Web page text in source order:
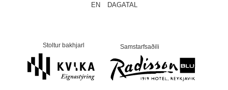
EN DAGATAL
Stoltur bakhjarl Samstarfsaðili